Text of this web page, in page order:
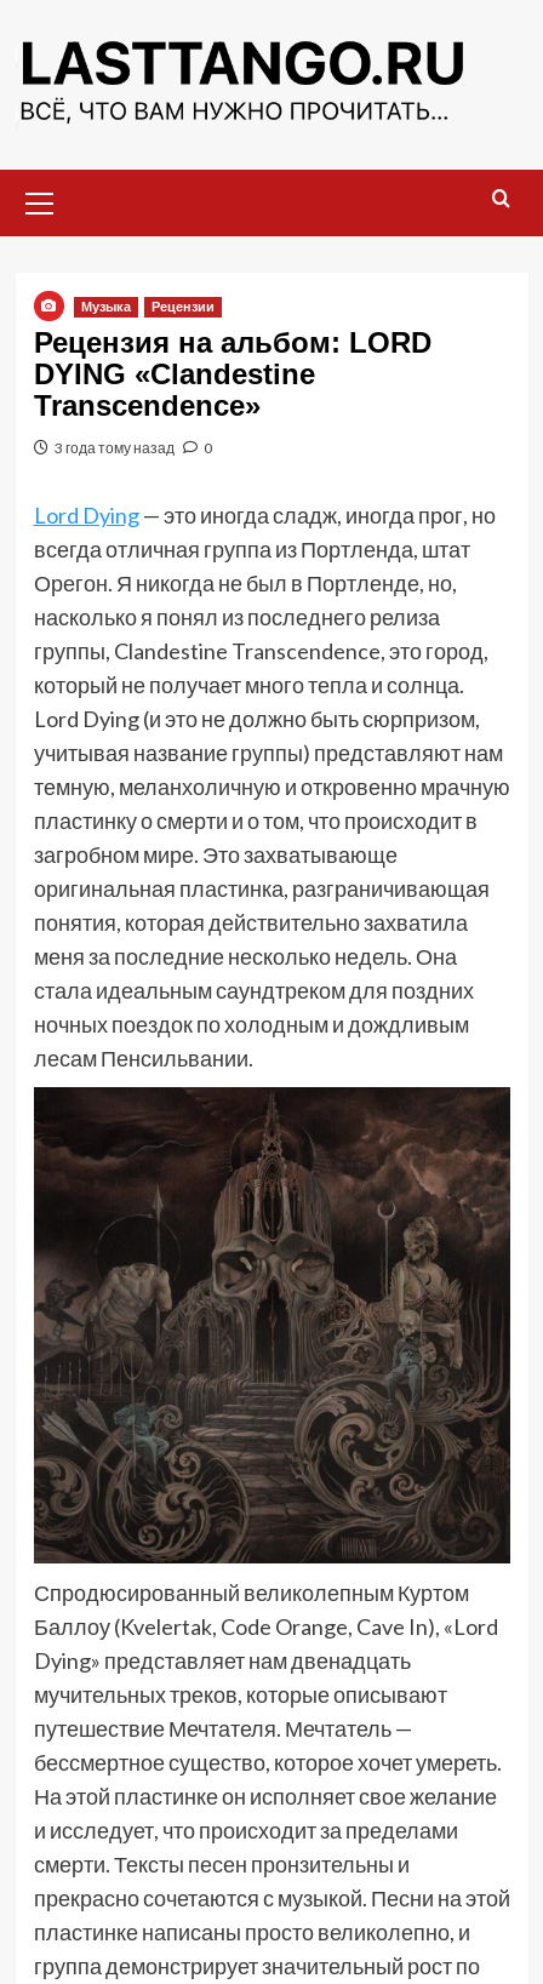
содержимому
меню
Музыка Рецензии
Рецензия на альбом: LORD
DYING «Clandestine
Transcendence»
3 года тому назад 0
Lord Dying— это иногда сладж, иногда прог, но
всегда отличная группа из Портленда, штат
Орегон. Я никогда не был в Портленде, но,
насколько я понял из последнего релиза
группы, Clandestine Transcendence, это город,
который не получает много тепла и солнца.
Lord Dying (и это не должно быть сюрпризом,
учитывая название группы) представляют нам
темную, меланхоличную и откровенно мрачную
пластинку о смерти и о том, что происходит в
загробном мире. Это захватывающе
оригинальная пластинка, разграничивающая
понятия, которая действительно захватила
меня за последние несколько недель. Она
стала идеальным саундтреком для поздних
ночных поездок по холодным и дождливым
лесам Пенсильвании.
Спродюсированный великолепным Куртом
Баллоу (Kvelertak, Code Orange, Cave In), «Lord
Dying» представляет нам двенадцать
мучительных треков, которые описывают
путешествие Мечтателя. Мечтатель —
бессмертное существо, которое хочет умереть.
На этой пластинке он исполняет свое желание
и исследует, что происходит за пределами
смерти. Тексты песен пронзительны и
прекрасно сочетаются с музыкой. Песни на этой
пластинке написаны просто великолепно, и
группа демонстрирует значительный рост по